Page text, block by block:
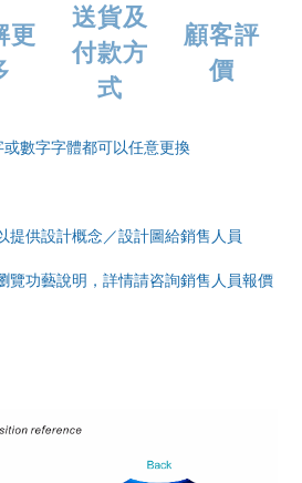
更
送貨及
付款方
式
顧客評
價
數字字體都可以任意更換
提供設計概念／設計圖給銷售人員
覽功藝說明，詳情請咨詢銷售人員報價